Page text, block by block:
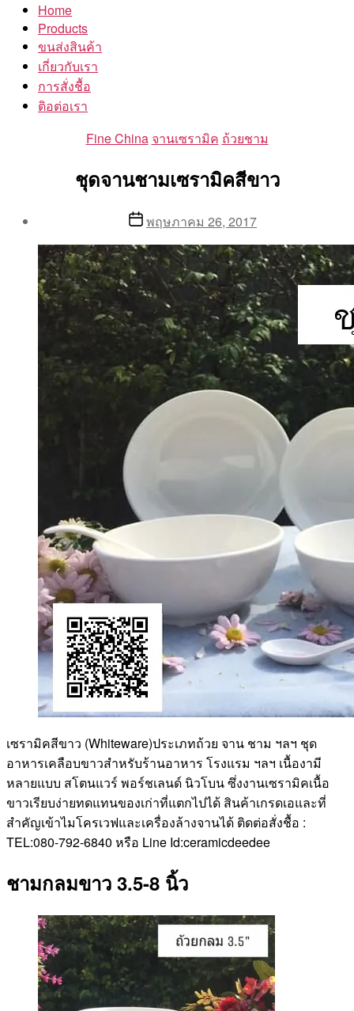
Home
Products
ขนส่งสินค้า
เกี่ยวกับเรา
การสั่งชื้อ
ติอต่อเรา
Categories
Fine China จานเซรามิค ถ้วยชาม
ชุดจานชามเซรามิคสีขาว
By
Aea
Postพฤษภาคม 26, 2017
เซรามิคสีขาว (Whiteware)ประเภทถ้วย จาน ชาม ฯลฯ ชุด
อาหารเคลือบขาวสำหรับร้านอาหาร โรงแรม ฯลฯ เนื้องามี
หลายแบบ สโตนแวร์ พอร์ชเลนด์ นิวโบน ซึ่งงานเซรามิคเนื้อ
ขาวเรียบง่ายทดแทนของเก่าที่แตกไปได้ สินค้าเกรดเอและที่
สำคัญเข้าไมโครเวฟและเครื่องล้างจานได้ ติดต่อสั่งชื้อ :
TEL:080-792-6840 หรือ Line Id:ceramicdeedee
ชามกลมขาว 3.5-8 นิ้ว